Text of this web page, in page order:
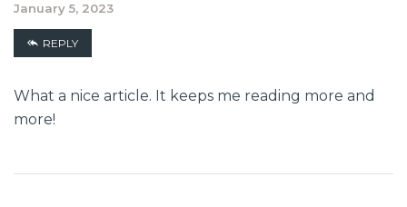
January 5, 2023
REPLY
What a nice article. It keeps me reading more and
more!